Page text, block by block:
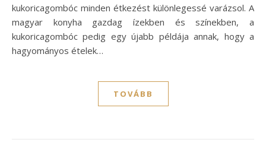
kukoricagombóc minden étkezést különlegessé varázsol. A
magyar konyha gazdag ízekben és színekben, a
kukoricagombóc pedig egy újabb példája annak, hogy a
hagyományos ételek…
TOVÁBB